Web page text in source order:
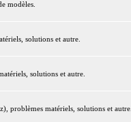
modèles.
solutions et autre.
solutions et autre.
problèmes matériels, solutions et autre.